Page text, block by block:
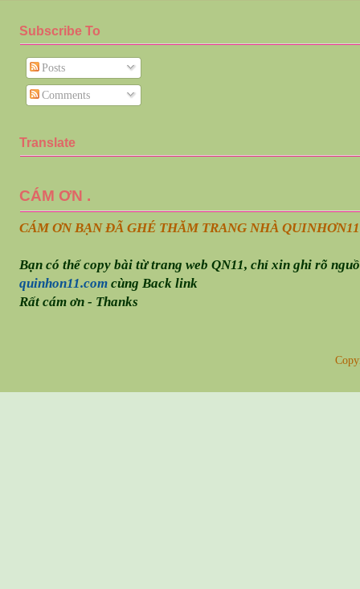
Subscribe To
Posts
Comments
Translate
CÁM ƠN .
CÁM ƠN BẠN ĐÃ GHÉ THĂM TRANG NHÀ QUINHƠN
Bạn có thể copy bài từ trang web QN11, chỉ xin ghi rõ
quinhon11.comcùng Back link
Rất cám ơn - Thanks